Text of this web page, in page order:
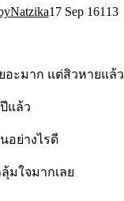
Natzika17 Sep 16113
อะมาก แต่สิวหายแล้ว
แล้ว
อย่างไรดี
มใจมากเลย